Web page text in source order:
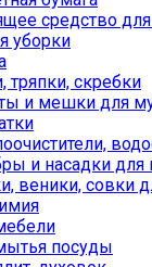
средство для
уборки
тряпки, скребки
и мешки для
и насадки для
веники, совки
посуды